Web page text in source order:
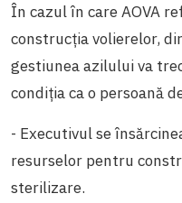
În cazul în care AOVA
construcția volierelor,
gestiunea azilului va
condiția ca o persoană
- Executivul se
resurselor pentru
sterilizare.